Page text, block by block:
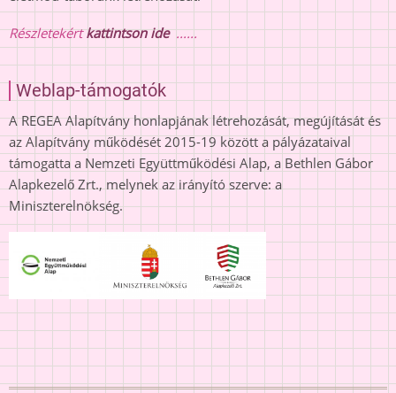
Részletekértkattintson ide......
Weblap-támogatók
A REGEA Alapítvány honlapjának létrehozását, megújítását és
az Alapítvány működését 2015-19 között a pályázataival
támogatta a Nemzeti Együttműködési Alap, a Bethlen Gábor
Alapkezelő Zrt., melynek az irányító szerve: a
Miniszterelnökség.